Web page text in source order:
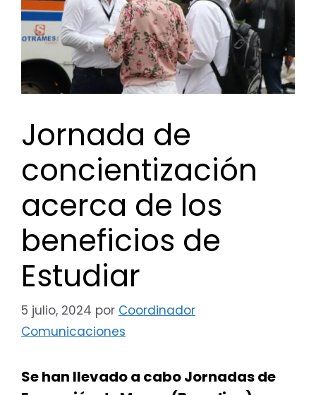
Jornada de
concientización
acerca de los
beneficios de
Estudiar
5 julio, 2024 por Coordinador
Comunicaciones
Se han llevado a cabo Jornadas de